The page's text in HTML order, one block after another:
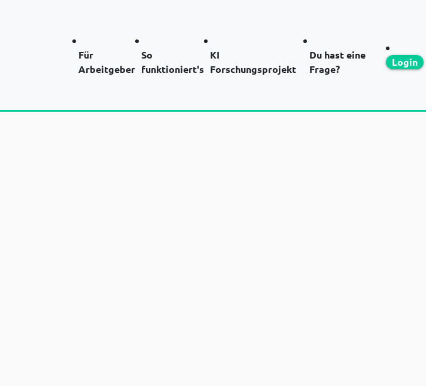
Für
Arbeitgeber
So
funktioniert's
KI
Forschungsprojekt
Du hast eine
Frage?
Login